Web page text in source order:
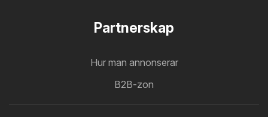
Partnerskap
Hur man annonserar
B2B-zon